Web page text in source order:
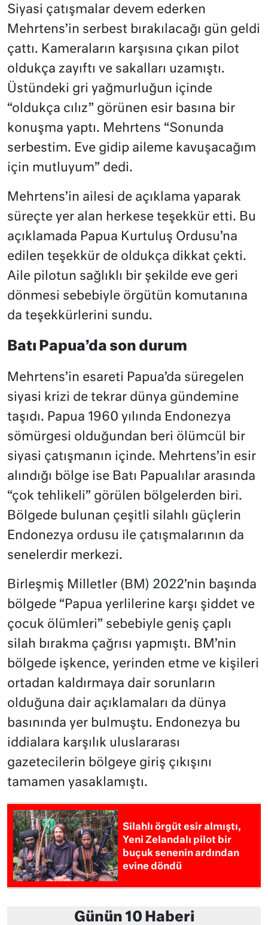
Siyasi çatışmalar devem ederken
Mehrtens’in serbest bırakılacağı gün geldi
çattı. Kameraların karşısına çıkan pilot
oldukça zayıftı ve sakalları uzamıştı.
Üstündeki gri yağmurluğun içinde
“oldukça cılız” görünen esir basına bir
konuşma yaptı. Mehrtens “Sonunda
serbestim. Eve gidip aileme kavuşacağım
için mutluyum” dedi.
Mehrtens’in ailesi de açıklama yaparak
süreçte yer alan herkese teşekkür etti. Bu
açıklamada Papua Kurtuluş Ordusu’na
edilen teşekkür de oldukça dikkat çekti.
Aile pilotun sağlıklı bir şekilde eve geri
dönmesi sebebiyle örgütün komutanına
da teşekkürlerini sundu.
Batı Papua’da son durum
Mehrtens’in esareti Papua’da süregelen
siyasi krizi de tekrar dünya gündemine
taşıdı. Papua 1960 yılında Endonezya
sömürgesi olduğundan beri ölümcül bir
siyasi çatışmanın içinde. Mehrtens’in esir
alındığı bölge ise Batı Papualılar arasında
“çok tehlikeli” görülen bölgelerden biri.
Bölgede bulunan çeşitli silahlı güçlerin
Endonezya ordusu ile çatışmalarının da
senelerdir merkezi.
Birleşmiş Milletler (BM) 2022’nin başında
bölgede “Papua yerlilerine karşı şiddet ve
çocuk ölümleri” sebebiyle geniş çaplı
silah bırakma çağrısı yapmıştı. BM’nin
bölgede işkence, yerinden etme ve kişileri
ortadan kaldırmaya dair sorunların
olduğuna dair açıklamaları da dünya
basınında yer bulmuştu. Endonezya bu
iddialara karşılık uluslararası
gazetecilerin bölgeye giriş çıkışını
tamamen yasaklamıştı.
Silahlı örgüt esir almıştı,
Yeni Zelandalı pilot bir
buçuk senenin ardından
evine döndü
Günün 10 Haberi